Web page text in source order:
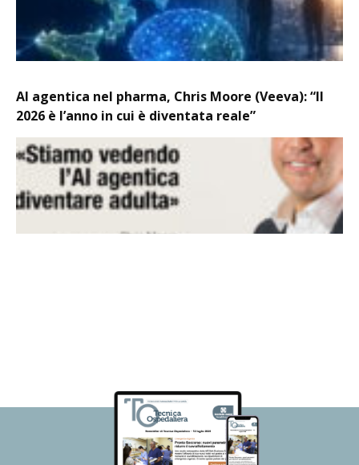
AI agentica nel pharma, Chris Moore (Veeva): “Il
2026 è l’anno in cui è diventata reale”